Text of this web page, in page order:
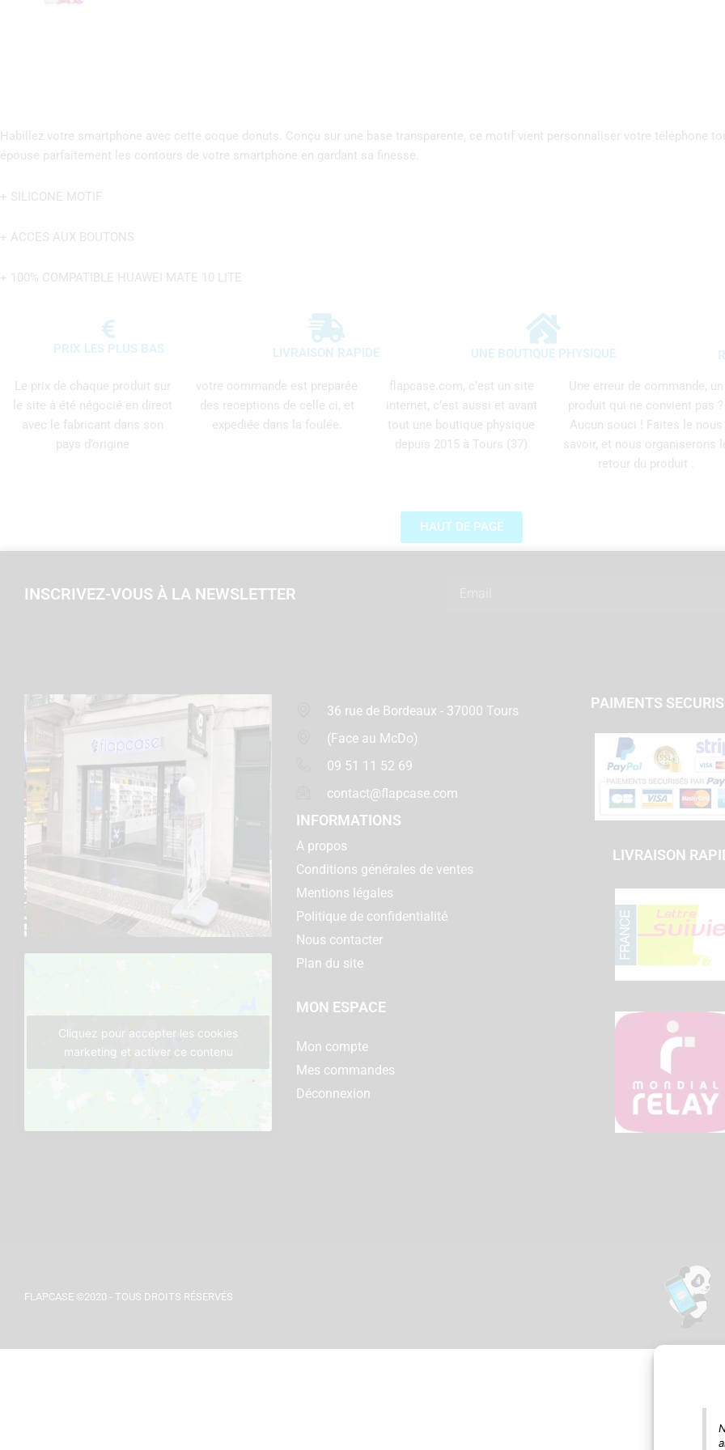
Habillez votre smartphone avec cette coque donuts. Conçu sur une base transparente, ce motif vient personnaliser votre téléphone
épouse parfaitement les contours de votre smartphone en gardant sa finesse.
+ SILICONE MOTIF
+ ACCES AUX BOUTONS
+ 100% COMPATIBLE HUAWEI MATE 10 LITE
PRIX LES PLUS BAS LIVRAISON RAPIDE UNE BOUTIQUE PHYSIQUE
Le prix de chaque produit sur
le site à été négocié en direct
avec le fabricant dans son
pays d’origine
votre commande est preparée
des receptions de celle ci, et
expediée dans la foulée.
flapcase.com, c’est un site
internet, c’est aussi et avant
tout une boutique physique
depuis 2015 à Tours (37)
Une erreur de commande, un
produit qui ne convient pas ?
Aucun souci ! Faites le nous
savoir, et nous organiserons
retour du produit .
HAUT DE PAGE
INSCRIVEZ-VOUS À LA NEWSLETTER
Cliquez pour accepter les cookies
marketing et activer ce contenu
36 rue de Bordeaux - 37000 Tours
(Face au McDo)
09 51 11 52 69
contact@flapcase.com
INFORMATIONS
A propos
Conditions générales de ventes
Mentions légales
Politique de confidentialité
Nous contacter
Plan du site
MON ESPACE
Mon compte
Mes commandes
Déconnexion
PAIMENTS
LIVRAISON
FLAPCASE ©2020 - TOUS DROITS RÉSERVÉS